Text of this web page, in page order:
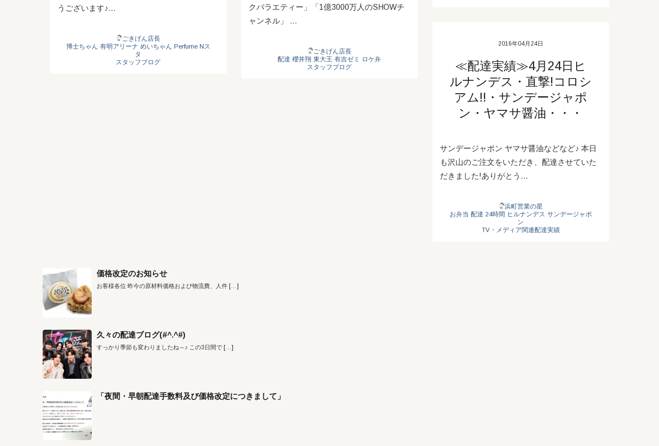
うございます♪…
ごきげん店長
博士ちゃん 有明アリーナ めいちゃん Perfume Nス
タ
スタッフブログ
クバラエティー」「1億3000万人のSHOWチ
ャンネル」 …
ごきげん店長
配達 櫻井翔 東大王 有吉ゼミ
ロケ弁
スタッフブログ
2016年04月24日
≪配達実績≫4月24日ヒ
ルナンデス・直撃!コロシ
アム!!・サンデージャポ
ン・ヤマサ醤油・・・
サンデージャポン ヤマサ醤油などなど♪ 本日
も沢山のご注文をいただき、配達させていた
だきました!ありがとう…
浜町営業の星
お弁当 配達 24時間 ヒルナンデス サンデージャポ
ン
TV・メディア関連配達実績
価格改定のお知らせ
お客様各位 昨今の原材料価格および物流費、人件 […]
久々の配達ブログ(#^.^#)
すっかり季節も変わりましたね～♪ この3日間で […]
「夜間・早朝配達手数料及び価格改定につきまして」